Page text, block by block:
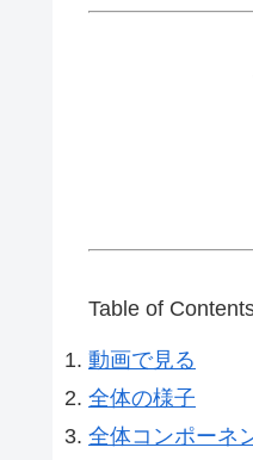
Table of
動画で見る
全体の様子
全体コンポーネ